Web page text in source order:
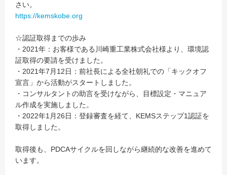
さい。
https://kemskobe.org
☆認証取得までの歩み
・2021年：お客様である川崎重工業株式会社様より、環境認
証取得の要請を受けました。
・2021年7月12日：前社長による全社朝礼での「キックオフ
宣言」から活動がスタートしました。
・コンサルタントの助言を受けながら、目標設定・マニュア
ル作成を実施しました。
・2022年1月26日：登録審査を経て、KEMSステップ1認証を
取得しました。
取得後も、PDCAサイクルを回しながら継続的な改善を進めて
います。